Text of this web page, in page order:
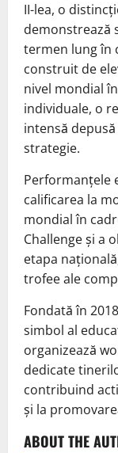
II-lea, o
demonstrează
termen lung în
construit de
nivel mondial
individuale, o
intensă
strategie.
Performanțele
calificarea la
mondial în
Challenge și a
etapa
trofee ale
Fondată în
simbol al
organizează
dedicate
contribuind
și la
ABOUT THE